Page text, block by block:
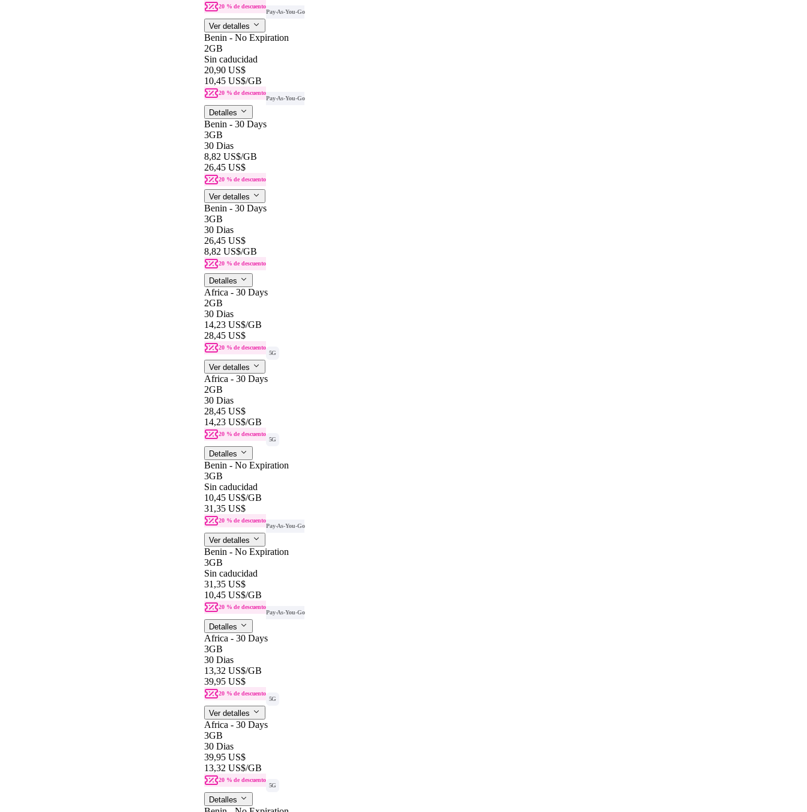
20 % de descuento
Pay-As-You-Go
Ver detalles
Benin - No Expiration
2GB
Sin caducidad
20,90 US$
10,45 US$/GB
20 % de descuento
Pay-As-You-Go
Detalles
Benin - 30 Days
3GB
30 Dias
8,82 US$/GB
26,45 US$
20 % de descuento
Ver detalles
Benin - 30 Days
3GB
30 Dias
26,45 US$
8,82 US$/GB
20 % de descuento
Detalles
Africa - 30 Days
2GB
30 Dias
14,23 US$/GB
28,45 US$
20 % de descuento
5G
Ver detalles
Africa - 30 Days
2GB
30 Dias
28,45 US$
14,23 US$/GB
20 % de descuento
5G
Detalles
Benin - No Expiration
3GB
Sin caducidad
10,45 US$/GB
31,35 US$
20 % de descuento
Pay-As-You-Go
Ver detalles
Benin - No Expiration
3GB
Sin caducidad
31,35 US$
10,45 US$/GB
20 % de descuento
Pay-As-You-Go
Detalles
Africa - 30 Days
3GB
30 Dias
13,32 US$/GB
39,95 US$
20 % de descuento
5G
Ver detalles
Africa - 30 Days
3GB
30 Dias
39,95 US$
13,32 US$/GB
20 % de descuento
5G
Detalles